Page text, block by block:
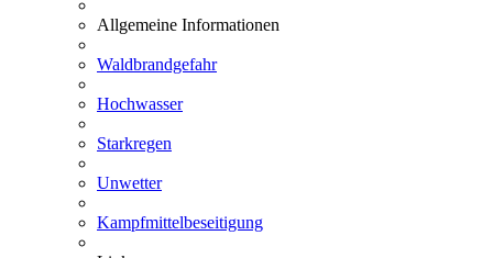
Allgemeine Informationen
Waldbrandgefahr
Hochwasser
Starkregen
Unwetter
Kampfmittelbeseitigung